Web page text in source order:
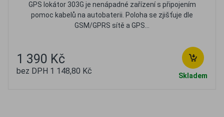
GPS lokátor 303G je nenápadné zařízení s připojením
pomoc kabelů na autobaterii. Poloha se zjišťuje dle
GSM/GPRS sítě a GPS...
1 390 Kč
bez DPH 1 148,80 Kč Skladem